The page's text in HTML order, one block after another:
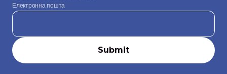
Електронна пошта